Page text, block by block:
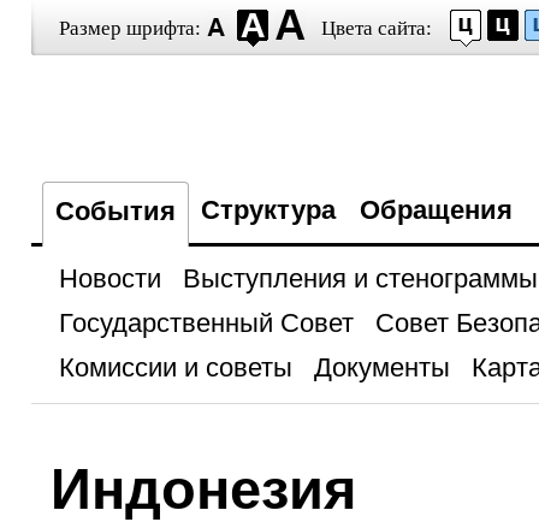
Размер шрифта: Цвета сайта:
События Структура Обращения
Новости
Выступления и стенограммы
Государственный Совет
Совет
Комиссии и советы
Документы
Индонезия